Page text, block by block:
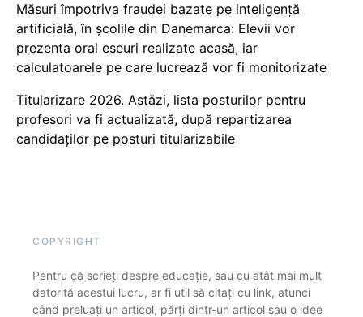
Măsuri împotriva fraudei bazate pe inteligență
artificială, în școlile din Danemarca: Elevii vor
prezenta oral eseuri realizate acasă, iar
calculatoarele pe care lucrează vor fi monitorizate
Titularizare 2026. Astăzi, lista posturilor pentru
profesori va fi actualizată, după repartizarea
candidaților pe posturi titularizabile
COPYRIGHT
Pentru că scrieți despre educație, sau cu atât mai mult
datorită acestui lucru, ar fi util să citați cu link, atunci
când preluați un articol, părți dintr-un articol sau o idee